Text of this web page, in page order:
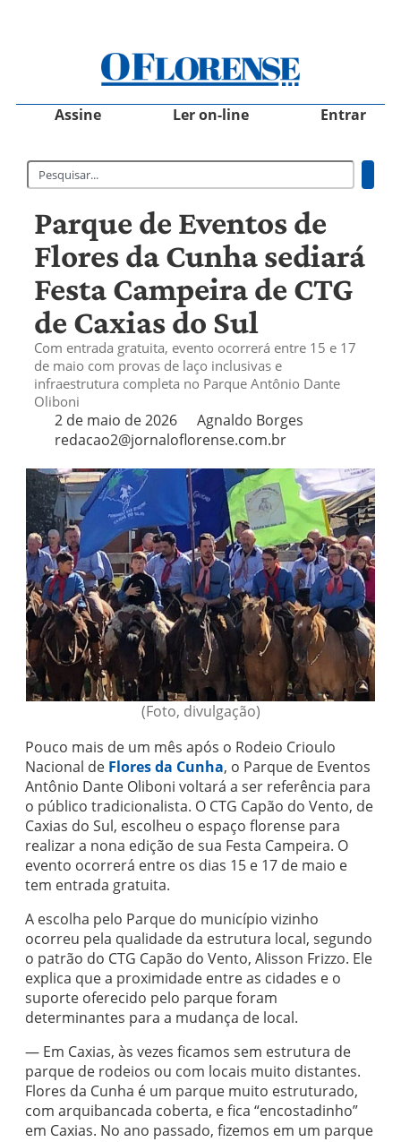
Assine Ler on-line Entrar
Parque de Eventos de
Flores da Cunha sediará
Festa Campeira de CTG
de Caxias do Sul
Com entrada gratuita, evento ocorrerá entre 15 e 17
de maio com provas de laço inclusivas e
infraestrutura completa no Parque Antônio Dante
Oliboni
2 de maio de 2026
Agnaldo Borges
redacao2@jornaloflorense.com.br
(Foto, divulgação)
Pouco mais de um mês após o Rodeio Crioulo
Nacional de Flores da Cunha, o Parque de Eventos
Antônio Dante Oliboni voltará a ser referência para
o público tradicionalista. O CTG Capão do Vento, de
Caxias do Sul, escolheu o espaço florense para
realizar a nona edição de sua Festa Campeira. O
evento ocorrerá entre os dias 15 e 17 de maio e
tem entrada gratuita.
A escolha pelo Parque do município vizinho
ocorreu pela qualidade da estrutura local, segundo
o patrão do CTG Capão do Vento, Alisson Frizzo. Ele
explica que a proximidade entre as cidades e o
suporte oferecido pelo parque foram
determinantes para a mudança de local.
— Em Caxias, às vezes ficamos sem estrutura de
parque de rodeios ou com locais muito distantes.
Flores da Cunha é um parque muito estruturado,
com arquibancada coberta, e fica “encostadinho”
em Caxias. No ano passado, fizemos em um parque